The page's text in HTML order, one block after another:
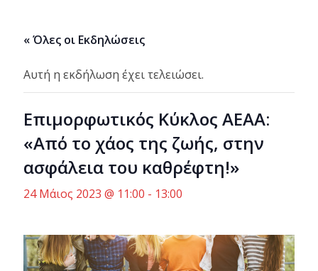
Ανώτατη
Ακαδημία
Αθηνών
« Όλες οι Εκδηλώσεις
Αυτή η εκδήλωση έχει τελειώσει.
Επιμορφωτικός Κύκλος ΑΕΑΑ:
«Από το χάος της ζωής, στην
ασφάλεια του καθρέφτη!»
24 Μάιος 2023 @ 11:00 - 13:00